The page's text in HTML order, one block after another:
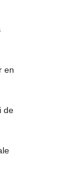
en
de